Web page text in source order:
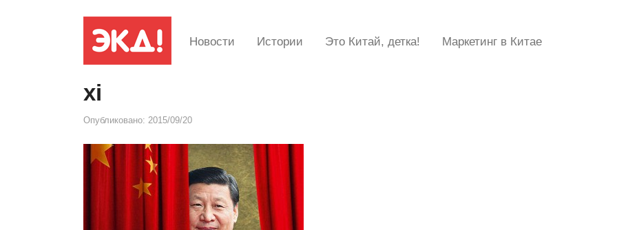
Новости Истории Это Китай, детка! Маркетинг в Китае
xi
Опубликовано: 2015/09/20